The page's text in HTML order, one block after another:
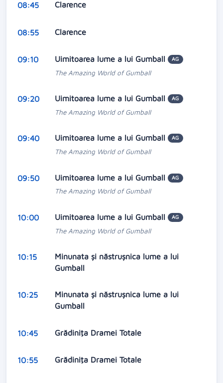
08:45 Clarence
08:55 Clarence
09:10 Uimitoarea lume a lui Gumball AG
The Amazing World of Gumball
09:20 Uimitoarea lume a lui Gumball AG
The Amazing World of Gumball
09:40 Uimitoarea lume a lui Gumball AG
The Amazing World of Gumball
09:50 Uimitoarea lume a lui Gumball AG
The Amazing World of Gumball
10:00 Uimitoarea lume a lui Gumball AG
The Amazing World of Gumball
10:15
Minunata și năstrușnica lume a lui
Gumball
10:25
Minunata și năstrușnica lume a lui
Gumball
10:45 Grădiniţa Dramei Totale
10:55 Grădiniţa Dramei Totale